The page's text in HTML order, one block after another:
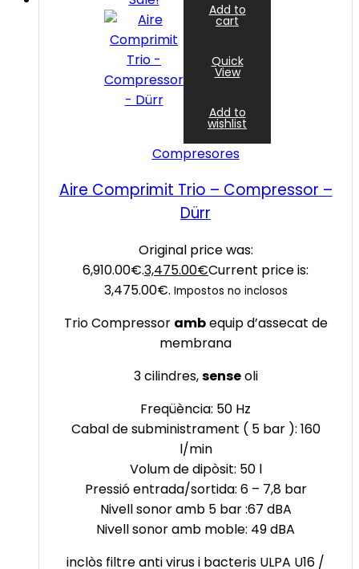
Add to
cart
Quick
View
Add to
wishlist
Compresores
Aire Comprimit Trio – Compressor –
Dürr
Original price was:
6,910.00€.3,475.00€Current price is:
3,475.00€. Impostos no inclosos
Trio Compressor ambequip d’assecat de
membrana
3 cilindres,senseoli
Freqüència: 50 Hz
Cabal de subministrament ( 5 bar ): 160
l/min
Volum de dipòsit: 50 l
Pressió entrada/sortida: 6 – 7,8 bar
Nivell sonor amb 5 bar :67 dBA
Nivell sonor amb moble: 49 dBA
inclòs filtre anti virus i bacteris ULPA U16 /